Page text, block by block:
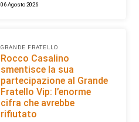
06 Agosto 2026
GRANDE FRATELLO
Rocco Casalino
smentisce la sua
partecipazione al Grande
Fratello Vip: l’enorme
cifra che avrebbe
rifiutato